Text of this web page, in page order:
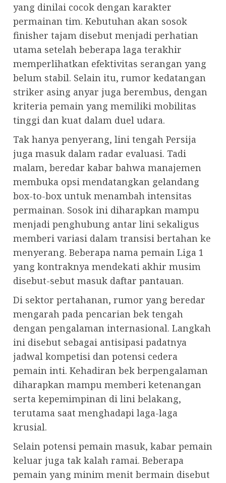
yang dinilai cocok dengan karakter
permainan tim. Kebutuhan akan sosok
finisher tajam disebut menjadi perhatian
utama setelah beberapa laga terakhir
memperlihatkan efektivitas serangan yang
belum stabil. Selain itu, rumor kedatangan
striker asing anyar juga berembus, dengan
kriteria pemain yang memiliki mobilitas
tinggi dan kuat dalam duel udara.
Tak hanya penyerang, lini tengah Persija
juga masuk dalam radar evaluasi. Tadi
malam, beredar kabar bahwa manajemen
membuka opsi mendatangkan gelandang
box-to-box untuk menambah intensitas
permainan. Sosok ini diharapkan mampu
menjadi penghubung antar lini sekaligus
memberi variasi dalam transisi bertahan ke
menyerang. Beberapa nama pemain Liga 1
yang kontraknya mendekati akhir musim
disebut-sebut masuk daftar pantauan.
Di sektor pertahanan, rumor yang beredar
mengarah pada pencarian bek tengah
dengan pengalaman internasional. Langkah
ini disebut sebagai antisipasi padatnya
jadwal kompetisi dan potensi cedera
pemain inti. Kehadiran bek berpengalaman
diharapkan mampu memberi ketenangan
serta kepemimpinan di lini belakang,
terutama saat menghadapi laga-laga
krusial.
Selain potensi pemain masuk, kabar pemain
keluar juga tak kalah ramai. Beberapa
pemain yang minim menit bermain disebut